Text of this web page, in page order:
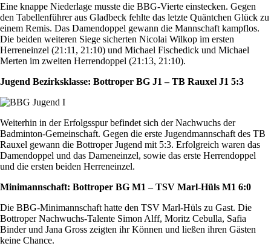
Eine knappe Niederlage musste die BBG-Vierte einstecken. Gegen
den Tabellenführer aus Gladbeck fehlte das letzte Quäntchen Glück zu
einem Remis. Das Damendoppel gewann die Mannschaft kampflos.
Die beiden weiteren Siege sicherten Nicolai Wilkop im ersten
Herreneinzel (21:11, 21:10) und Michael Fischedick und Michael
Merten im zweiten Herrendoppel (21:13, 21:10).
Jugend Bezirksklasse: Bottroper BG J1 – TB Rauxel J1 5:3
Weiterhin in der Erfolgsspur befindet sich der Nachwuchs der
Badminton-Gemeinschaft. Gegen die erste Jugendmannschaft des TB
Rauxel gewann die Bottroper Jugend mit 5:3. Erfolgreich waren das
Damendoppel und das Dameneinzel, sowie das erste Herrendoppel
und die ersten beiden Herreneinzel.
Minimannschaft: Bottroper BG M1 – TSV Marl-Hüls M1 6:0
Die BBG-Minimannschaft hatte den TSV Marl-Hüls zu Gast. Die
Bottroper Nachwuchs-Talente Simon Alff, Moritz Cebulla, Safia
Binder und Jana Gross zeigten ihr Können und ließen ihren Gästen
keine Chance.